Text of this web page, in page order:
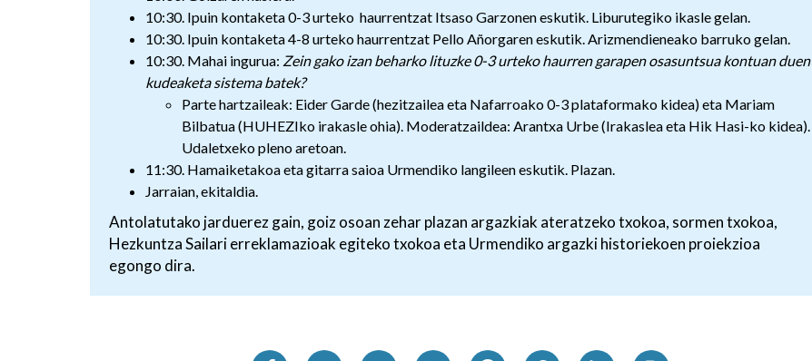
10:30. Ipuin kontaketa 0-3 urteko haurrentzat Itsaso Garzonen eskutik. Liburutegiko ikasle gelan.
10:30. Ipuin kontaketa 4-8 urteko haurrentzat Pello Añorgaren eskutik. Arizmendieneako barruko gelan.
10:30. Mahai ingurua: Zein gako izan beharko lituzke 0-3 urteko haurren garapen osasuntsua kontuan duen
kudeaketa sistema batek?
Parte hartzaileak: Eider Garde (hezitzailea eta Nafarroako 0-3 plataformako kidea) eta Mariam
Bilbatua (HUHEZIko irakasle ohia). Moderatzaildea: Arantxa Urbe (Irakaslea eta Hik Hasi-ko kidea).
Udaletxeko pleno aretoan.
11:30. Hamaiketakoa eta gitarra saioa Urmendiko langileen eskutik. Plazan.
Jarraian, ekitaldia.
Antolatutako jarduerez gain, goiz osoan zehar plazan argazkiak ateratzeko txokoa, sormen txokoa,
Hezkuntza Sailari erreklamazioak egiteko txokoa eta Urmendiko argazki historiekoen proiekzioa
egongo dira.